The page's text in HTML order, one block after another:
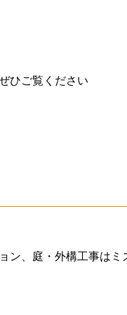
ひご覧ください
ン、庭・外構工事はミ